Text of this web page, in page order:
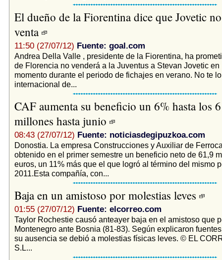
El dueño de la Fiorentina dice que Jovetic
venta
11:50 (27/07/12) Fuente: goal.com
Andrea Della Valle , presidente de la Fiorentina, ha
de Florencia no venderá a la Juventus a Stevan Jovetic en
momento durante el periodo de fichajes en verano. No te
internacional de...
CAF aumenta su beneficio un 6% hasta los
millones hasta junio
08:43 (27/07/12) Fuente: noticiasdegipuzkoa.com
Donostia. La empresa Construcciones y Auxiliar de
obtenido en el primer semestre un beneficio neto de 61,9
euros, un 11% más que el que logró al término del mismo
2011.Esta compañía, con...
Baja en un amistoso por molestias leves
01:55 (27/07/12) Fuente: elcorreo.com
Taylor Rochestie causó anteayer baja en el amistoso que
Montenegro ante Bosnia (81-83). Según explicaron
su ausencia se debió a molestias físicas leves. © EL
S.L...